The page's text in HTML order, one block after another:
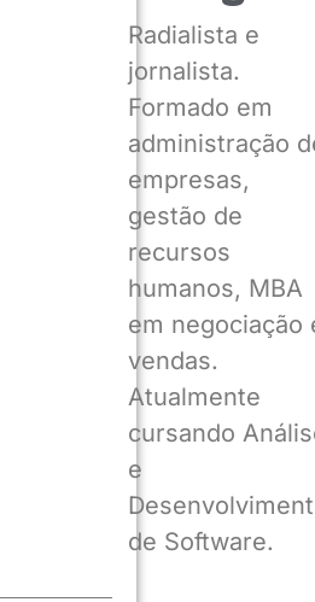
Radialista e
jornalista.
Formado em
administração
empresas,
gestão de
recursos
humanos, MBA
em negociação
vendas.
Atualmente
cursando
e
de Software.